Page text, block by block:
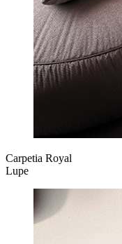
Carpetia Royal
Lupe